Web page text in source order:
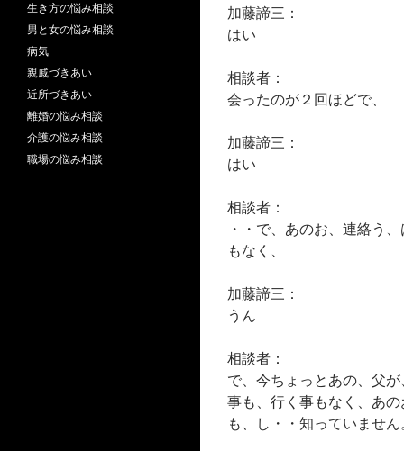
加藤諦三：
はい
相談者：
会ったのが２回ほどで、
加藤諦三：
はい
相談者：
・・で、あのお、連絡う
もなく、
加藤諦三：
うん
相談者：
で、今ちょっとあの、父
事も、行く事もなく、あ
も、し・・知っていません
生き方の悩み相談
男と女の悩み相談
病気
親戚づきあい
近所づきあい
離婚の悩み相談
介護の悩み相談
職場の悩み相談